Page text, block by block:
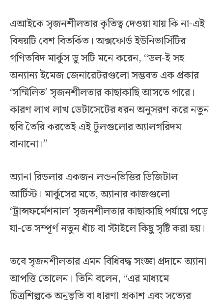
এআইকে সৃজনশীলতার কৃতিত্ব দেওয়া যায় কি না-এই
বিষয়টি বেশ বিতর্কিত। অক্সফোর্ড ইউনিভার্সিটির
গণিতবিদ মার্কুস ডু সটি মনে করেন, “ডল-ই সহ
অন্যান্য ইমেজ জেনারেটরগুলো সম্ভবত এক প্রকার
‘সম্মিলিত’ সৃজনশীলতার কাছাকাছি আসতে পারে।
কারণ লাখ লাখ ডেটাসেটের ধরন অনুসরণ করে নতুন
ছবি তৈরি করতেই এই টুলগুলোর অ্যালগরিদম
বানানো।”
অ্যানা রিডলার একজন লন্ডনভিত্তির ডিজিটাল
আর্টিস্ট। মার্কুসের মতে, অ্যানার কাজগুলো
‘ট্রান্সফর্মেশনাল’ সৃজনশীলতার কাছাকাছি পর্যায়ে পড়ে
যা-তে সম্পূর্ণ নতুন ধাঁচ বা স্টাইলে কিছু সৃষ্টি করা হয়।
তবে সৃজনশীলতার এমন বিধিবদ্ধ সংজ্ঞা প্রদানে অ্যানা
আপত্তি তোলেন। তিনি বলেন, “এর মাধ্যমে
চিত্রশিল্পকে অনুভূতি বা ধারণা প্রকাশ এবং সত্যের